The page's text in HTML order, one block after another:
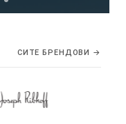
СИТЕ БРЕНДОВИ →